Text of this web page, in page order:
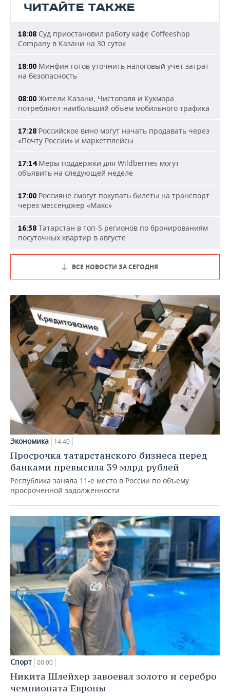
ЧИТАЙТЕ ТАКЖЕ
18:08 Суд приостановил работу кафе Coffeeshop
Company в Казани на 30 суток
18:00 Минфин готов уточнить налоговый учет затрат
на безопасность
08:00 Жители Казани, Чистополя и Кукмора
потребляют наибольший объем мобильного трафика
17:28 Российское вино могут начать продавать через
«Почту России» и маркетплейсы
17:14Меры поддержки для Wildberries могут
объявить на следующей неделе
17:00 Россияне смогут покупать билеты на транспорт
через мессенджер «Макс»
16:38 Татарстан в топ-5 регионов по бронированиям
посуточных квартир в августе
ВСЕ НОВОСТИ ЗА СЕГОДНЯ
Экономика 14:40
Просрочка татарстанского бизнеса перед
банками превысила 39 млрд рублей
Республика заняла 11-е место в России по объему
просроченной задолженности
Спорт 00:00
Никита Шлейхер завоевал золото и серебро
чемпионата Европы